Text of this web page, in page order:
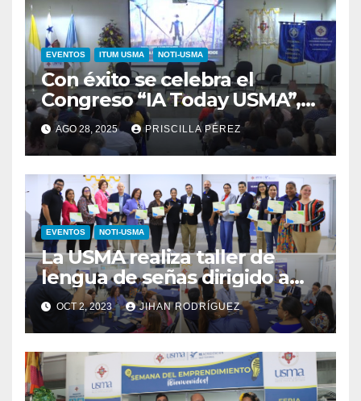
EVENTOS ITUM USMA NOTI-USMA
Con éxito se celebra el
Congreso “IA Today USMA”,
una mirada académica a la
Inteligencia Artificial
AGO 28, 2025 PRISCILLA PÉREZ
EVENTOS NOTI-USMA
La USMA realiza taller de
lengua de señas dirigido a
decanos y directores
OCT 2, 2023 JIHAN RODRÍGUEZ